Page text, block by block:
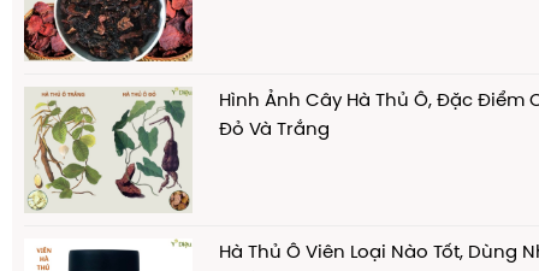
Hình Ảnh Cây Hà Thủ Ô, Đặc Điểm
Đỏ Và Trắng
Hà Thủ Ô Viên Loại Nào Tốt, Dùng